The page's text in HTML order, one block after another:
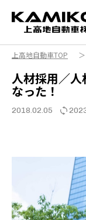
上高地自動車TOP
人材採用／
なった！
2018.02.05